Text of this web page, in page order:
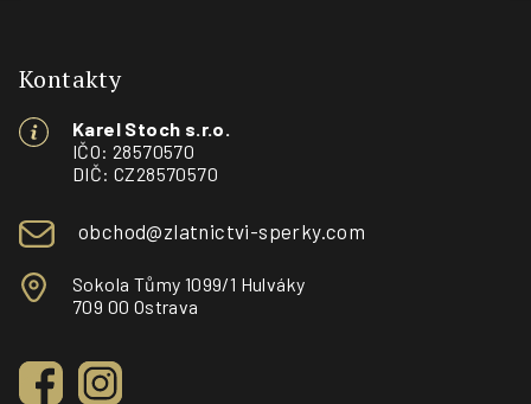
Kontakty
Karel Stoch s.r.o.
IČO: 28570570
DIČ: CZ28570570
obchod@zlatnictvi-sperky.com
Sokola Tůmy 1099/1 Hulváky
709 00 Ostrava